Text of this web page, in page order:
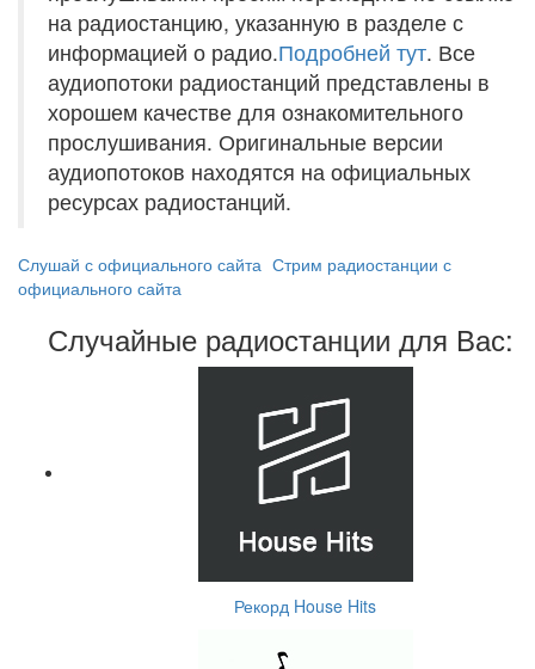
на радиостанцию, указанную в разделе с
информацией о радио.Подробней тут. Все
аудиопотоки радиостанций представлены в
хорошем качестве для ознакомительного
прослушивания. Оригинальные версии
аудиопотоков находятся на официальных
ресурсах радиостанций.
Слушай с официального сайта Стрим радиостанции с
официального сайта
Случайные радиостанции для Вас:
Рекорд House Hits